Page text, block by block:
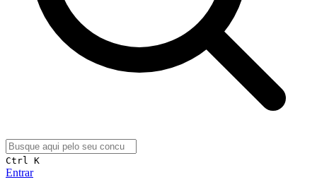
Ctrl K
Entrar